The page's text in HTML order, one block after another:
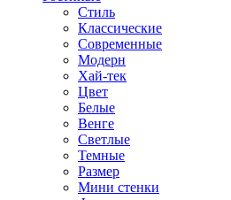
Стиль
Классические
Современные
Модерн
Хай-тек
Цвет
Белые
Венге
Светлые
Темные
Размер
Мини стенки